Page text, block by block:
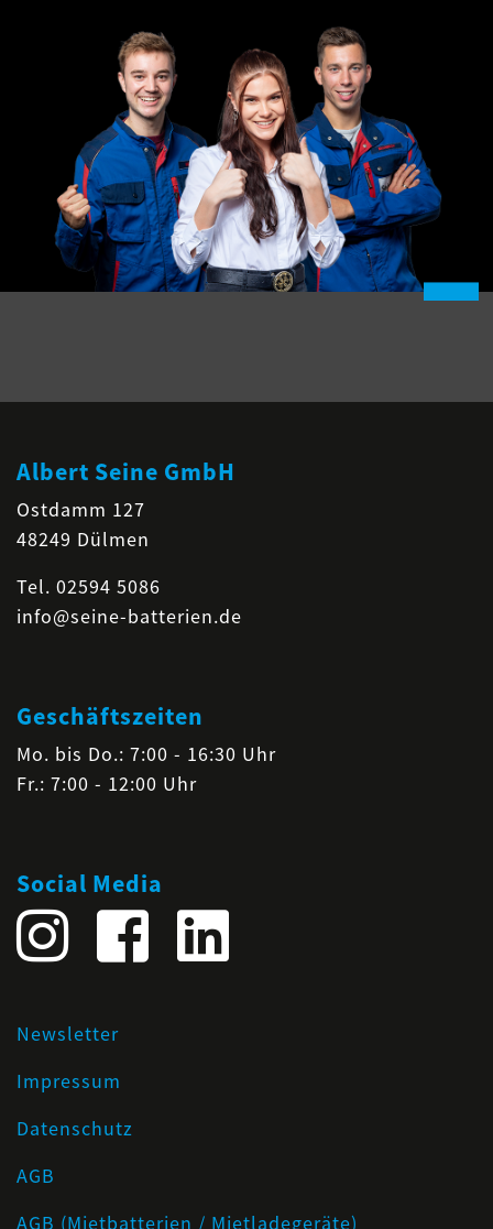
Albert Seine GmbH
Ostdamm 127
48249 Dülmen
Tel. 02594 5086
info@seine-batterien.de
Geschäftszeiten
Mo. bis Do.: 7:00 - 16:30 Uhr
Fr.: 7:00 - 12:00 Uhr
Social Media
Newsletter
Impressum
Datenschutz
AGB
AGB (Mietbatterien / Mietladegeräte)